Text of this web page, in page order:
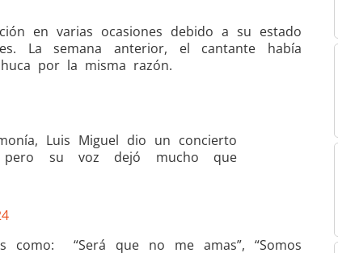
en varias ocasiones debido a su estado
La semana anterior, el cantante había
por la misma razón.
Luis Miguel dio un concierto
pero su voz dejó mucho que
como: “Será que no me amas”, “Somos